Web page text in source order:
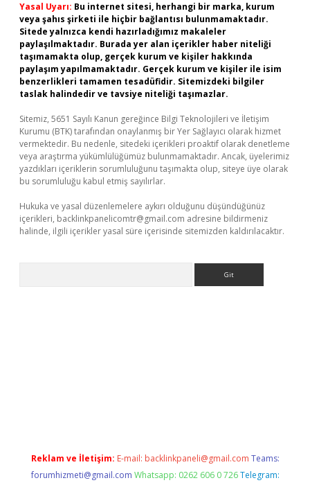
Yasal Uyarı: Bu internet sitesi, herhangi bir marka, kurum
veya şahıs şirketi ile hiçbir bağlantısı bulunmamaktadır.
Sitede yalnızca kendi hazırladığımız makaleler
paylaşılmaktadır. Burada yer alan içerikler haber niteliği
taşımamakta olup, gerçek kurum ve kişiler hakkında
paylaşım yapılmamaktadır. Gerçek kurum ve kişiler ile isim
benzerlikleri tamamen tesadüfidir. Sitemizdeki bilgiler
taslak halindedir ve tavsiye niteliği taşımazlar.
Sitemiz, 5651 Sayılı Kanun gereğince Bilgi Teknolojileri ve İletişim
Kurumu (BTK) tarafından onaylanmış bir Yer Sağlayıcı olarak hizmet
vermektedir. Bu nedenle, sitedeki içerikleri proaktif olarak denetleme
veya araştırma yükümlülüğümüz bulunmamaktadır. Ancak, üyelerimiz
yazdıkları içeriklerin sorumluluğunu taşımakta olup, siteye üye olarak
bu sorumluluğu kabul etmiş sayılırlar.
Hukuka ve yasal düzenlemelere aykırı olduğunu düşündüğünüz
içerikleri, backlinkpanelicomtr@gmail.com adresine bildirmeniz
halinde, ilgili içerikler yasal süre içerisinde sitemizden kaldırılacaktır.
Reklam ve İletişim: E-mail: backlinkpaneli@gmail.com Teams:
forumhizmeti@gmail.com Whatsapp: 0262 606 0 726 Telegram: